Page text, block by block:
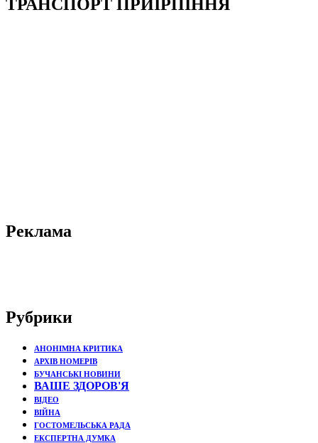
ТРАНСПОРТ ПРИІРПІННЯ
Реклама
Рубрики
АНОНІМНА КРИТИКА
АРХІВ НОМЕРІВ
БУЧАНСЬКІ НОВИНИ
ВАШЕ ЗДОРОВ'Я
ВІДЕО
ВІЙНА
ГОСТОМЕЛЬСЬКА РАДА
ЕКСПЕРТНА ДУМКА